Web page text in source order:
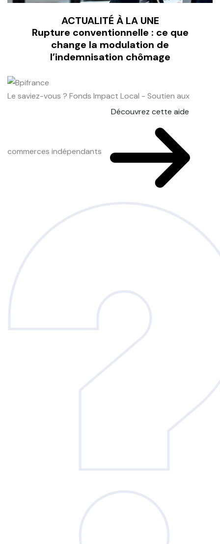
ACTUALITÉ À LA UNE
Rupture conventionnelle : ce que
change la modulation de
l’indemnisation chômage
Le saviez-vous ? Fonds Impact Local - Soutien aux
commerces indépendants
Découvrez cette aide